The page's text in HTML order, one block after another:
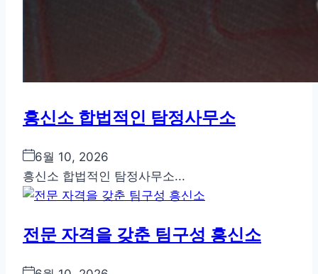
흥신소 합법적인 탐정사무소
6월 10, 2026
흥신소 합법적인 탐정사무소...
전문 자격을 갖춘 팀구성 흥신소